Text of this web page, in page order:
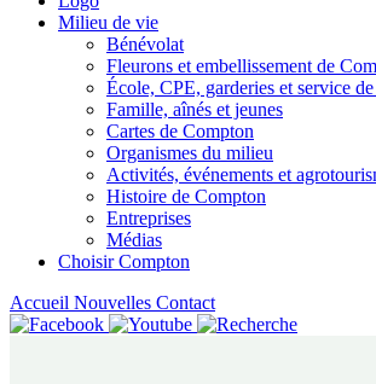
Milieu de vie
Bénévolat
Fleurons et embellissement de
École, CPE, garderies et service
Famille, aînés et jeunes
Cartes de Compton
Organismes du milieu
Activités, événements et
Histoire de Compton
Entreprises
Médias
Choisir Compton
Accueil Nouvelles Contact